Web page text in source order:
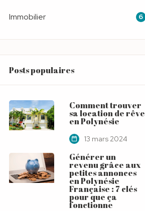
Immobilier 6
Posts populaires
Comment trouver
sa location de rêve
en Polynésie
13 mars 2024
Générer un
revenu grâce aux
petites annonces
en Polynésie
Française : 7 clés
pour que ça
fonctionne